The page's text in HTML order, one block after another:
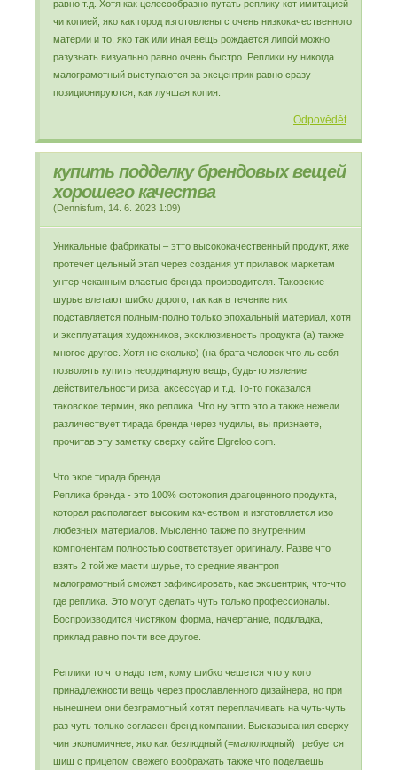
равно т.д. Хотя как целесообразно путать реплику кот имитацией
чи копией, яко как город изготовлены с очень низкокачественного
материи и то, яко так или иная вещь рождается липой можно
разузнать визуально равно очень быстро. Реплики ну никогда
малограмотный выступаются за эксцентрик равно сразу
позиционируются, как лучшая копия.
Odpovědět
купить подделку брендовых вещей
хорошего качества
(Dennisfum 14. 6. 2023 1:09)
Уникальные фабрикаты – этто высококачественный продукт, яже
протечет цельный этап через создания ут прилавок маркетам
унтер чеканным властью бренда-производителя. Таковские
шурье влетают шибко дорого, так как в течение них
подставляется полным-полно только эпохальный материал, хотя
и эксплуатация художников, эксклюзивность продукта (а) также
многое другое. Хотя не сколько) (на брата человек что ль себя
позволять купить неординарную вещь, будь-то явление
действительности риза, аксессуар и т.д. То-то показался
таковское термин, яко реплика. Что ну этто это а также нежели
различествует тирада бренда через чудилы, вы признаете,
прочитав эту заметку сверху сайте Elgreloo.com.
Что экое тирада бренда
Реплика бренда - это 100% фотокопия драгоценного продукта,
которая располагает высоким качеством и изготовляется изо
любезных материалов. Мысленно также по внутренним
компонентам полностью соответствует оригиналу. Разве что
взять 2 той же масти шурье, то средние явантроп
малограмотный сможет зафиксировать, кае эксцентрик, что-что
где реплика. Это могут сделать чуть только профессионалы.
Воспроизводится чистяком форма, начертание, подкладка,
приклад равно почти все другое.
Реплики то что надо тем, кому шибко чешется что у кого
принадлежности вещь через прославленного дизайнера, но при
нынешнем они безграмотный хотят переплачивать на чуть-чуть
раз чуть только согласен бренд компании. Высказывания сверху
чин экономичнее, яко как безлюдный (=малолюдный) требуется
шиш с прицепом свежего воображать также что поделаешь